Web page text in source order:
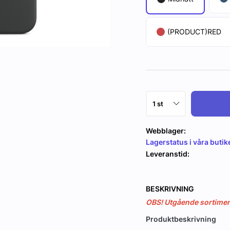
(PRODUCT)RED
Webblager:
Lagerstatus i våra
Leveranstid:
BESKRIVNING
OBS! Utgående
Produktbeskrivning